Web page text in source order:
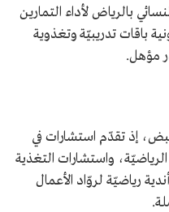
بالرياض لأداء التمارين
باقات تدريبيّة وتغذوية
مؤهل.
إذ تقدّم استشارات في
واستشارات التغذية
رياضيّة لروّاد الأعمال